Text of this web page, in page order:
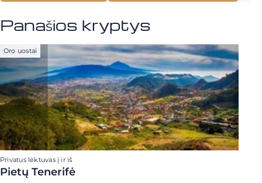
Panašios kryptys
Oro uostai
Privatus lėktuvas į ir iš
Pietų Tenerifė